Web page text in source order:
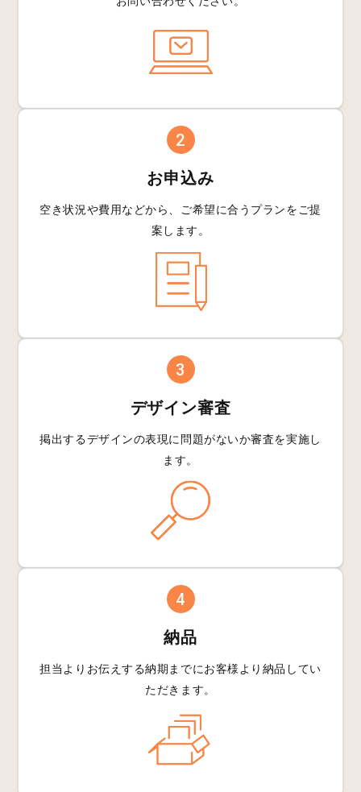
2
お申込み
空き状況や費用などから、 ご希望に合うプランを ご提
案します。
3
デザイン審査
掲出するデザインの表現に問題がないか審査を実施し
ます。
4
納品
担当よりお伝えする納期までにお客様より 納品してい
ただきます。